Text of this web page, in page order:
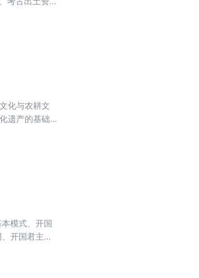
论，澄清了
化与农耕文
遗产的基础
模式、开国
开国君主第